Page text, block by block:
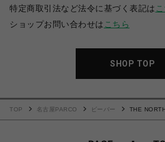
特定商取引法など法令に基づく表記は
ショップお問い合わせは こちら
SHOP TOP
TOP 名古屋PARCO ビーバー
THE